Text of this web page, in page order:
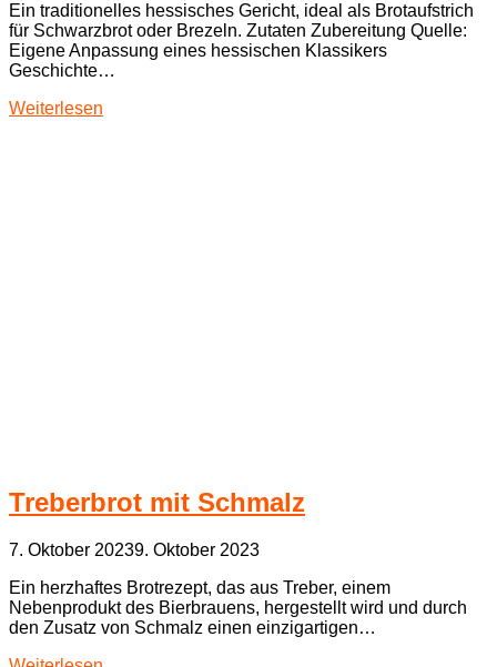
Ein traditionelles hessisches Gericht, ideal als Brotaufstrich
für Schwarzbrot oder Brezeln. Zutaten Zubereitung Quelle:
Eigene Anpassung eines hessischen Klassikers
Geschichte…
Weiterlesen
Treberbrot mit Schmalz
7. Oktober 20239. Oktober 2023
Ein herzhaftes Brotrezept, das aus Treber, einem
Nebenprodukt des Bierbrauens, hergestellt wird und durch
den Zusatz von Schmalz einen einzigartigen…